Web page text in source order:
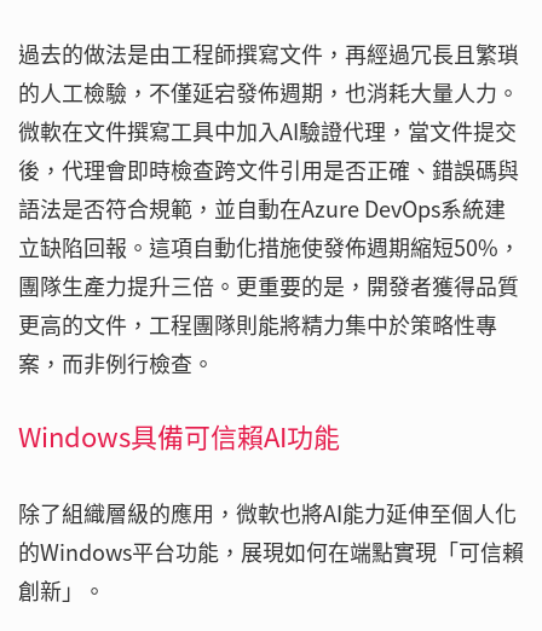
過去的做法是由工程師撰寫文件，再經過冗長且繁瑣
的人工檢驗，不僅延宕發佈週期，也消耗大量人力。
微軟在文件撰寫工具中加入AI驗證代理，當文件提交
後，代理會即時檢查跨文件引用是否正確、錯誤碼與
語法是否符合規範，並自動在Azure DevOps系統建
立缺陷回報。這項自動化措施使發佈週期縮短50%，
團隊生產力提升三倍。更重要的是，開發者獲得品質
更高的文件，工程團隊則能將精力集中於策略性專
案，而非例行檢查。
Windows具備可信賴AI功能
除了組織層級的應用，微軟也將AI能力延伸至個人化
的Windows平台功能，展現如何在端點實現「可信賴
創新」。